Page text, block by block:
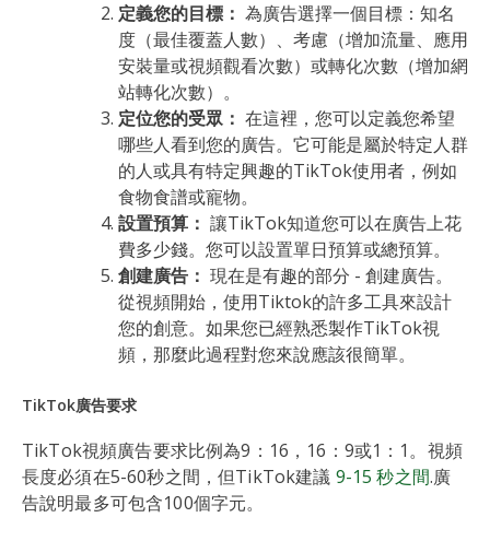
定義您的目標： 為廣告選擇一個目標：知名
度（最佳覆蓋人數）、考慮（增加流量、應用
安裝量或視頻觀看次數）或轉化次數（增加網
站轉化次數）。
定位您的受眾： 在這裡，您可以定義您希望
哪些人看到您的廣告。它可能是屬於特定人群
的人或具有特定興趣的TikTok使用者，例如
食物食譜或寵物。
設置預算： 讓TikTok知道您可以在廣告上花
費多少錢。您可以設置單日預算或總預算。
創建廣告： 現在是有趣的部分 - 創建廣告。
從視頻開始，使用Tiktok的許多工具來設計
您的創意。如果您已經熟悉製作TikTok視
頻，那麼此過程對您來說應該很簡單。
TikTok廣告要求
TikTok視頻廣告要求比例為9：16，16：9或1：1。視頻
長度必須在5-60秒之間，但TikTok建議 9-15 秒之間.廣
告說明最多可包含100個字元。